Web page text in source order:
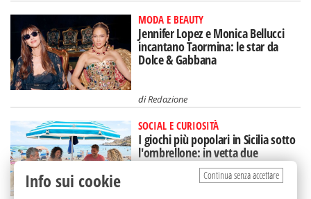
MODA E BEAUTY
Jennifer Lopez e Monica Bellucci
incantano Taormina: le star da
Dolce & Gabbana
diRedazione
SOCIAL E CURIOSITÀ
I giochi più popolari in Sicilia sotto
l'ombrellone: in vetta due
(intramontabili)
Continua senza accettare
Info sui cookie